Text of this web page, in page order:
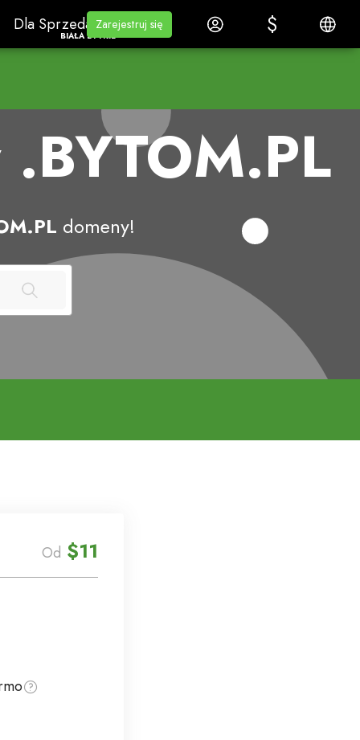
Dla SprzedawcówBiała etykieta
Dla Sprzedawców
BIAŁA ETYKIETA
Uczyć się
Uczyć się
Zarejestruj się
Zarejestruj się Zaloguj się $
$ Polski
.BYTOM.PL
domeny!
Od $11